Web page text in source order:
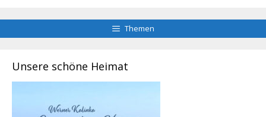
Themen
Unsere schöne Heimat